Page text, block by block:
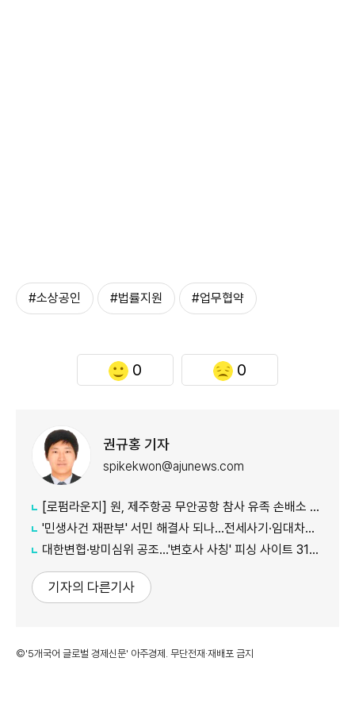
#소상공인 #법률지원 #업무협약
0 0
권규홍 기자
spikekwon@ajunews.com
[로펌라운지] 원, 제주항공 무안공항 참사 유족 손배소 대리..."참사 진상 명확히 규명"
'민생사건 재판부' 서민 해결사 되나...전세사기·임대차분쟁 평균 3개월내 해결
대한변협·방미심위 공조…'변호사 사칭' 피싱 사이트 31건 무더기 차단
기자의 다른기사
©'5개국어 글로벌 경제신문' 아주경제. 무단전재·재배포 금지